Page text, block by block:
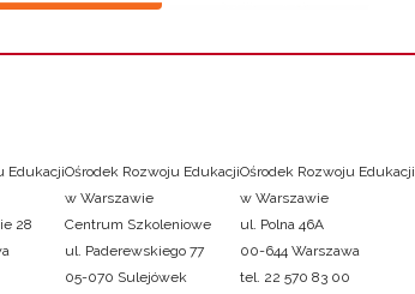
Edukacji
28
Ośrodek Rozwoju Edukacji
w Warszawie
Centrum Szkoleniowe
ul. Paderewskiego 77
05-070 Sulejówek
Ośrodek Rozwoju Edukacji
w Warszawie
ul. Polna 46A
00-644 Warszawa
tel. 22 570 83 00